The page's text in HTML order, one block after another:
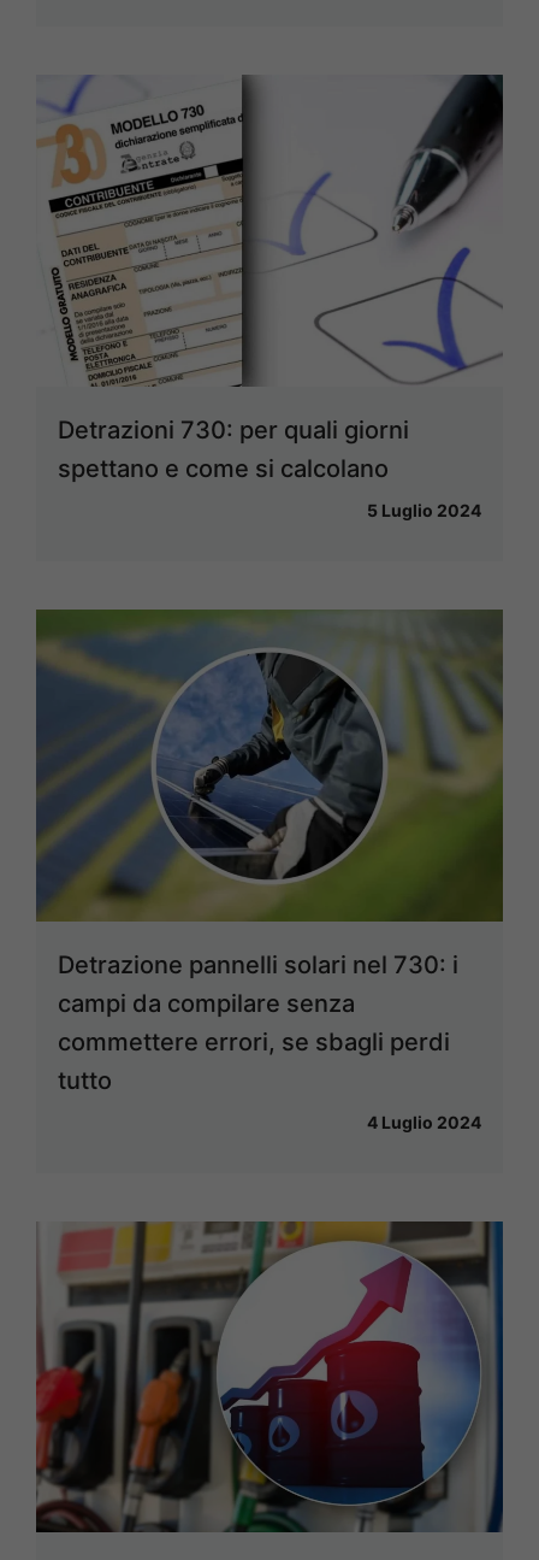
Detrazioni 730: per quali giorni
spettano e come si calcolano
5 Luglio 2024
Detrazione pannelli solari nel 730: i
campi da compilare senza
commettere errori, se sbagli perdi
tutto
4 Luglio 2024